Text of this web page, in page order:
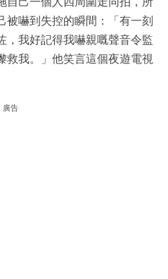
被嚇到失控的瞬間：「有一刻
，我好記得我嚇親嘅聲音令監
救我。」他笑言這個夜遊電視
廣告